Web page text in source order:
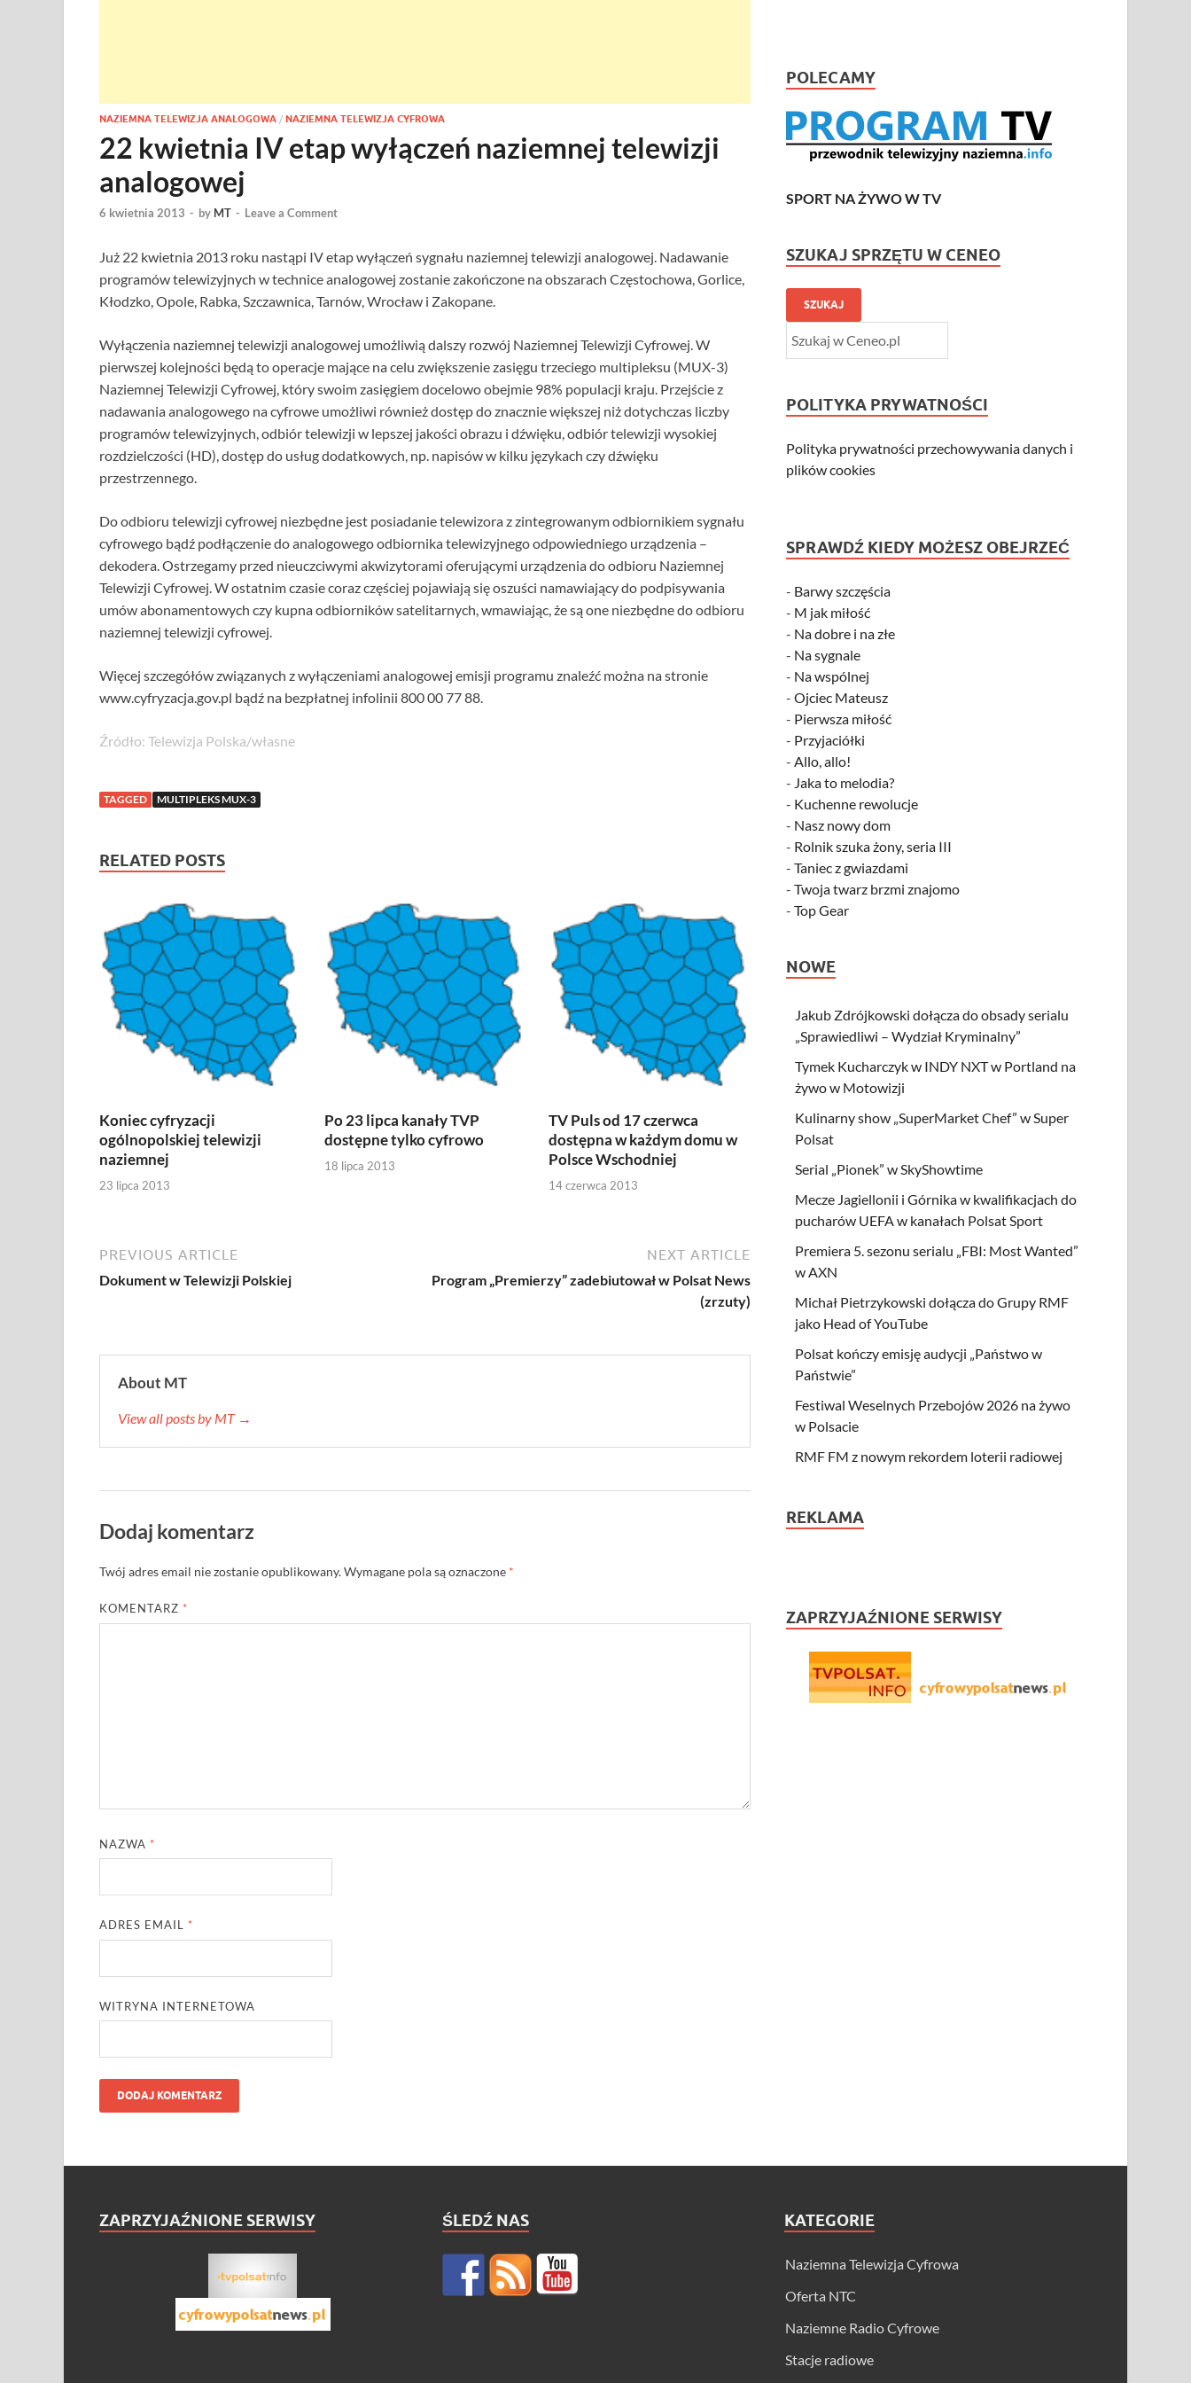
NAZIEMNA TELEWIZJA ANALOGOWA / NAZIEMNA TELEWIZJA CYFROWA
22 kwietnia IV etap wyłączeń naziemnej telewizji
analogowej
6 kwietnia 2013 - by MT - Leave a Comment
Już 22 kwietnia 2013 roku nastąpi IV etap wyłączeń sygnału naziemnej telewizji analogowej. Nadawanie
programów telewizyjnych w technice analogowej zostanie zakończone na obszarach Częstochowa, Gorlice,
Kłodzko, Opole, Rabka, Szczawnica, Tarnów, Wrocław i Zakopane.
Wyłączenia naziemnej telewizji analogowej umożliwią dalszy rozwój Naziemnej Telewizji Cyfrowej. W
pierwszej kolejności będą to operacje mające na celu zwiększenie zasięgu trzeciego multipleksu (MUX-3)
Naziemnej Telewizji Cyfrowej, który swoim zasięgiem docelowo obejmie 98% populacji kraju. Przejście z
nadawania analogowego na cyfrowe umożliwi również dostęp do znacznie większej niż dotychczas liczby
programów telewizyjnych, odbiór telewizji w lepszej jakości obrazu i dźwięku, odbiór telewizji wysokiej
rozdzielczości (HD), dostęp do usług dodatkowych, np. napisów w kilku językach czy dźwięku
przestrzennego.
Do odbioru telewizji cyfrowej niezbędne jest posiadanie telewizora z zintegrowanym odbiornikiem sygnału
cyfrowego bądź podłączenie do analogowego odbiornika telewizyjnego odpowiedniego urządzenia –
dekodera. Ostrzegamy przed nieuczciwymi akwizytorami oferującymi urządzenia do odbioru Naziemnej
Telewizji Cyfrowej. W ostatnim czasie coraz częściej pojawiają się oszuści namawiający do podpisywania
umów abonamentowych czy kupna odbiorników satelitarnych, wmawiając, że są one niezbędne do odbioru
naziemnej telewizji cyfrowej.
Więcej szczegółów związanych z wyłączeniami analogowej emisji programu znaleźć można na stronie
www.cyfryzacja.gov.pl bądź na bezpłatnej infolinii 800 00 77 88.
Źródło: Telewizja Polska/własne
TAGGED MULTIPLEKS MUX-3
RELATED POSTS
Koniec cyfryzacji
ogólnopolskiej telewizji
naziemnej
23 lipca 2013
Po 23 lipca kanały TVP
dostępne tylko cyfrowo
18 lipca 2013
TV Puls od 17 czerwca
dostępna w każdym domu w
Polsce Wschodniej
14 czerwca 2013
PREVIOUS ARTICLE
Dokument w Telewizji Polskiej
NEXT ARTICLE
Program „Premierzy” zadebiutował w Polsat News
(zrzuty)
About MT
View all posts by MT →
Dodaj komentarz
Twój adres email nie zostanie opublikowany.Wymagane pola są oznaczone *
KOMENTARZ *
NAZWA *
ADRES EMAIL *
WITRYNA INTERNETOWA
POLECAMY
SPORT NA ŻYWO W TV
SZUKAJ SPRZĘTU W CENEO
SZUKAJ
POLITYKA PRYWATNOŚCI
Polityka prywatności przechowywania danych i
plików cookies
SPRAWDŹ KIEDY MOŻESZ OBEJRZEĆ
- Barwy szczęścia
- M jak miłość
- Na dobre i na złe
- Na sygnale
- Na wspólnej
-Ojciec Mateusz
- Pierwsza miłość
- Przyjaciółki
-Allo, allo!
- Jaka to melodia?
- Kuchenne rewolucje
- Nasz nowy dom
- Rolnik szuka żony, seria III
-Taniec z gwiazdami
-Twoja twarz brzmi znajomo
-Top Gear
NOWE
Jakub Zdrójkowski dołącza do obsady serialu
„Sprawiedliwi – Wydział Kryminalny”
Tymek Kucharczyk w INDY NXT w Portland na
żywo w Motowizji
Kulinarny show „SuperMarket Chef” w Super
Polsat
Serial „Pionek” w SkyShowtime
Mecze Jagiellonii i Górnika w kwalifikacjach do
pucharów UEFA w kanałach Polsat Sport
Premiera 5. sezonu serialu „FBI: Most Wanted”
w AXN
Michał Pietrzykowski dołącza do Grupy RMF
jako Head of YouTube
Polsat kończy emisję audycji „Państwo w
Państwie”
Festiwal Weselnych Przebojów 2026 na żywo
w Polsacie
RMF FM z nowym rekordem loterii radiowej
REKLAMA
ZAPRZYJAŹNIONE SERWISY
ZAPRZYJAŹNIONE SERWISY ŚLEDŹ NAS KATEGORIE
Naziemna Telewizja Cyfrowa
Oferta NTC
Naziemne Radio Cyfrowe
Stacje radiowe